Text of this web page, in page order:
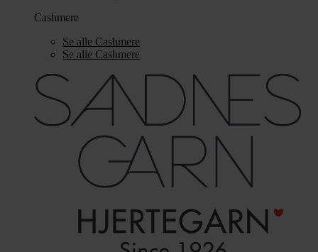
Cashmere
Se alle Cashmere
Se alle Cashmere